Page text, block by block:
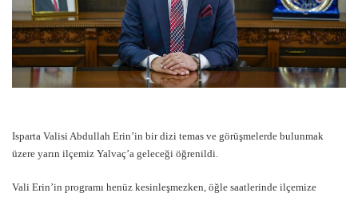
Isparta Valisi Abdullah Erin’in bir dizi temas ve görüşmelerde bulunmak
üzere yarın ilçemiz Yalvaç’a geleceği öğrenildi.
Vali Erin’in programı henüz kesinleşmezken, öğle saatlerinde ilçemize